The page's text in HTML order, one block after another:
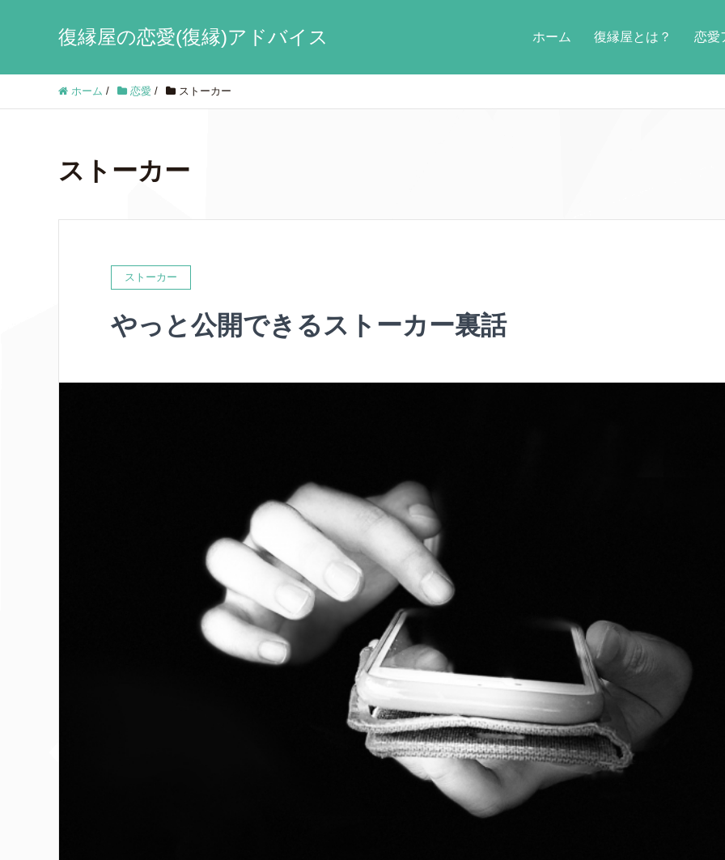
復縁屋の恋愛(復縁)アドバイス ホーム 復縁屋とは？ 恋愛
ホーム / 恋愛 / ストーカー
ストーカー
ストーカー
やっと公開できるストーカー裏話